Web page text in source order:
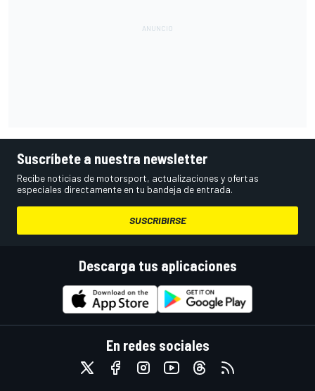
Suscríbete a nuestra newsletter
Recibe noticias de motorsport, actualizaciones y ofertas
especiales directamente en tu bandeja de entrada.
SUSCRIBIRSE
Descarga tus aplicaciones
En redes sociales